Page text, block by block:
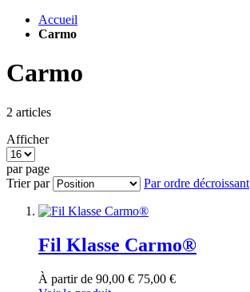
Accueil
Carmo
Carmo
2 articles
Afficher
par page
Trier par
Par ordre décroissant
Fil Klasse Carmo®
À partir de 90,00 € 75,00 €